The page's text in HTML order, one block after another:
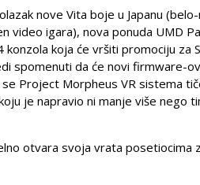
nove Vita boje u Japanu
video igara), nova ponuda UMD
koja će vršiti promociju za
spomenuti da će novi firmware-
Project Morpheus VR sistema
je napravio ni manje više nego
otvara svoja vrata posetiocima